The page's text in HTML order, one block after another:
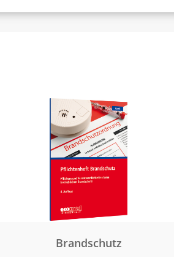
Brandschutz